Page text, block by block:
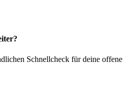
Schnellcheck für deine offene